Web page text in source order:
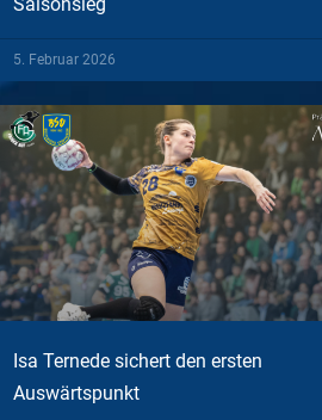
5. Februar 2026
Isa Ternede sichert den ersten
Auswärtspunkt